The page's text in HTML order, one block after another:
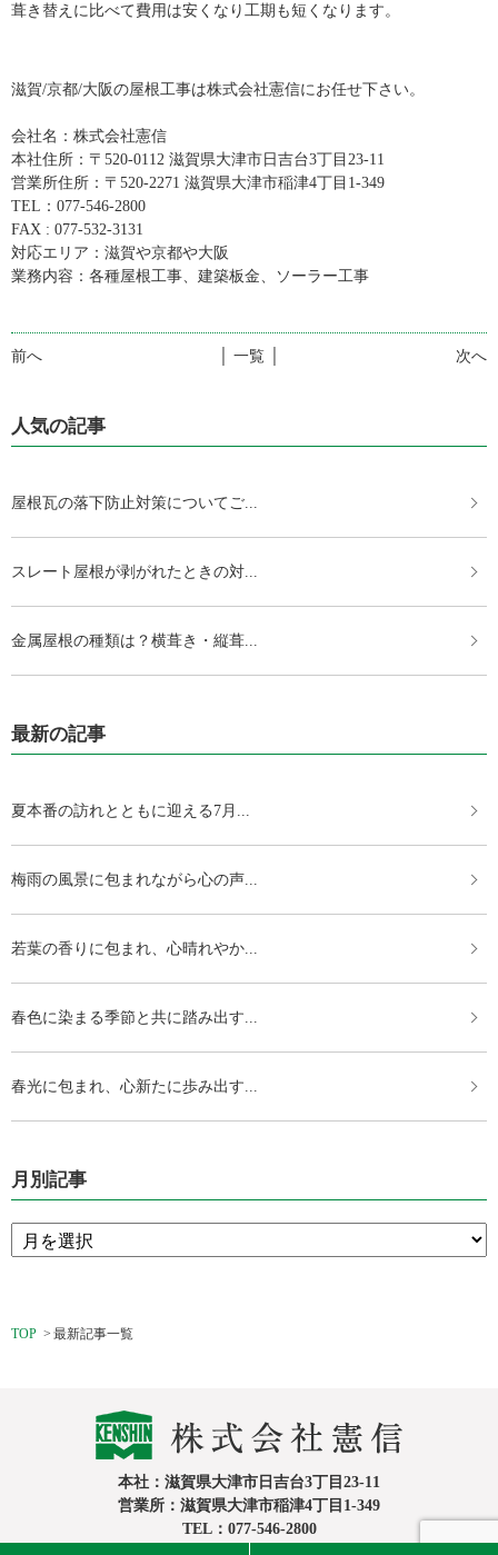
葺き替えに比べて費用は安くなり工期も短くなります。
滋賀/京都/大阪の屋根工事は株式会社憲信にお任せ下さい。
会社名：株式会社憲信
本社住所：〒520-0112 滋賀県大津市日吉台3丁目23-11
営業所住所：〒520-2271 滋賀県大津市稲津4丁目1-349
TEL：077-546-2800
FAX : 077-532-3131
対応エリア：滋賀や京都や大阪
業務内容：各種屋根工事、建築板金、ソーラー工事
前へ 次へ
│ 一覧 │
人気の記事
屋根瓦の落下防止対策についてご...
スレート屋根が剥がれたときの対...
金属屋根の種類は？横葺き・縦葺...
最新の記事
夏本番の訪れとともに迎える7月...
梅雨の風景に包まれながら心の声...
若葉の香りに包まれ、心晴れやか...
春色に染まる季節と共に踏み出す...
春光に包まれ、心新たに歩み出す...
月別記事
TOP 最新記事一覧
本社：滋賀県大津市日吉台3丁目23-11
営業所：滋賀県大津市稲津4丁目1-349
TEL：077-546-2800